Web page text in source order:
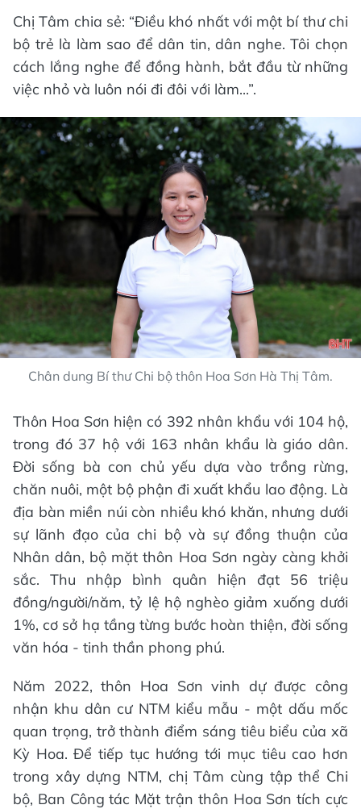
Chị Tâm chia sẻ: “Điều khó nhất với một bí thư chi
bộ trẻ là làm sao để dân tin, dân nghe. Tôi chọn
cách lắng nghe để đồng hành, bắt đầu từ những
việc nhỏ và luôn nói đi đôi với làm...”.
Chân dung Bí thư Chi bộ thôn Hoa Sơn Hà Thị Tâm.
Thôn Hoa Sơn hiện có 392 nhân khẩu với 104 hộ,
trong đó 37 hộ với 163 nhân khẩu là giáo dân.
Đời sống bà con chủ yếu dựa vào trồng rừng,
chăn nuôi, một bộ phận đi xuất khẩu lao động. Là
địa bàn miền núi còn nhiều khó khăn, nhưng dưới
sự lãnh đạo của chi bộ và sự đồng thuận của
Nhân dân, bộ mặt thôn Hoa Sơn ngày càng khởi
sắc. Thu nhập bình quân hiện đạt 56 triệu
đồng/người/năm, tỷ lệ hộ nghèo giảm xuống dưới
1%, cơ sở hạ tầng từng bước hoàn thiện, đời sống
văn hóa - tinh thần phong phú.
Năm 2022, thôn Hoa Sơn vinh dự được công
nhận khu dân cư NTM kiểu mẫu - một dấu mốc
quan trọng, trở thành điểm sáng tiêu biểu của xã
Kỳ Hoa. Để tiếp tục hướng tới mục tiêu cao hơn
trong xây dựng NTM, chị Tâm cùng tập thể Chi
bộ, Ban Công tác Mặt trận thôn Hoa Sơn tích cực